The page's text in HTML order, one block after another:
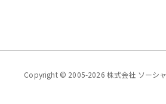
Copyright © 2005-2026 株式会社 ソーシ